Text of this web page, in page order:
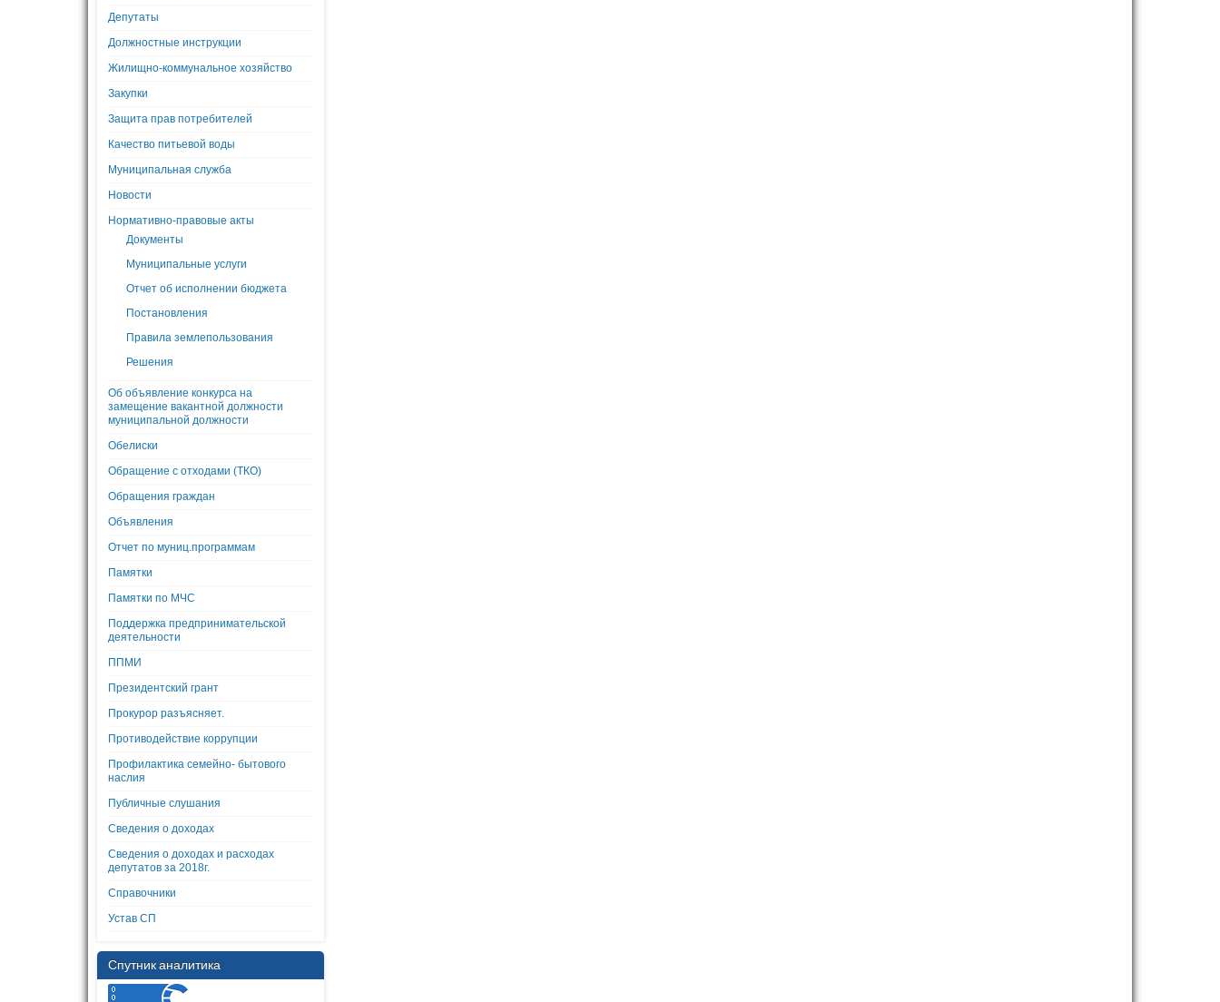
Депутаты
Должностные инструкции
Жилищно-коммунальное хозяйство
Закупки
Защита прав потребителей
Качество питьевой воды
Муниципальная служба
Новости
Нормативно-правовые акты
Документы
Муниципальные услуги
Отчет об исполнении бюджета
Постановления
Правила землепользования
Решения
Об объявление конкурса на
замещение вакантной должности
муниципальной должности
Обелиски
Обращение с отходами (ТКО)
Обращения граждан
Объявления
Отчет по муниц.программам
Памятки
Памятки по МЧС
Поддержка предпринимательской
деятельности
ППМИ
Президентский грант
Прокурор разъясняет.
Противодействие коррупции
Профилактика семейно- бытового
наслия
Публичные слушания
Сведения о доходах
Сведения о доходах и расходах
депутатов за 2018г.
Справочники
Устав СП
Спутник аналитика